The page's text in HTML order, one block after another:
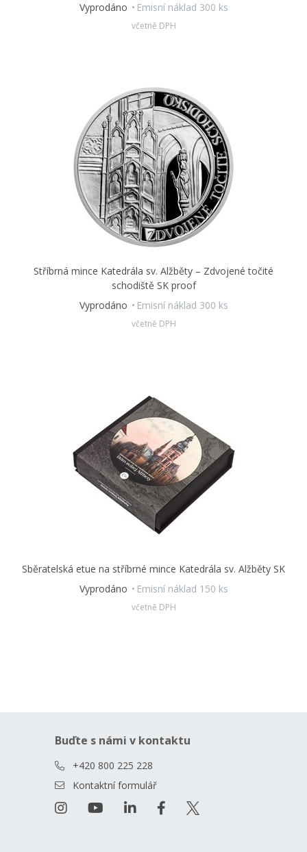
Vyprodáno Emisní náklad 300 ks
včetně DPH
Stříbrná mince Katedrála sv. Alžběty – Zdvojené točité
schodiště SK proof
Vyprodáno
Emisní náklad 300 ks
včetně DPH
Sběratelská etue na stříbrné mince Katedrála sv. Alžběty SK
Vyprodáno
Emisní náklad 150 ks
včetně DPH
Buďte s námi v kontaktu
+420 800 225 228
Kontaktní formulář